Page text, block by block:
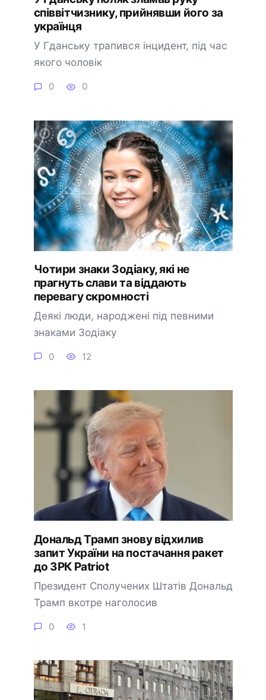
співвітчизнику, прийнявши його за
українця
У Гданську трапився інцидент, під час
якого чоловік
0 0
Чотири знаки Зодіаку, які не
прагнуть слави та віддають
перевагу скромності
Деякі люди, народжені під певними
знаками Зодіаку
0 12
Дональд Трамп знову відхилив
запит України на постачання ракет
до ЗРК Patriot
Президент Сполучених Штатів Дональд
Трамп вкотре наголосив
0 1